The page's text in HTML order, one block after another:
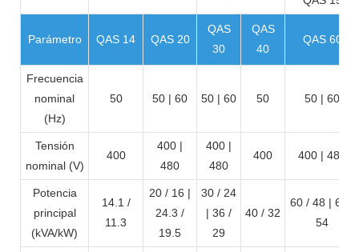
Parámetro QAS 14 QAS 20
QAS
30
QAS
40
QAS 60
Frecuencia
nominal
(Hz)
50 50 | 60 50 | 60 50 50 | 60
Tensión
nominal (V)
400
400 |
480
400 |
480
400 400 | 480
Potencia
principal
(kVA/kW)
14.1 /
11.3
20 / 16 |
24.3 /
19.5
30 / 24
| 36 /
29
40 / 32
60 / 48 | 67 /
54